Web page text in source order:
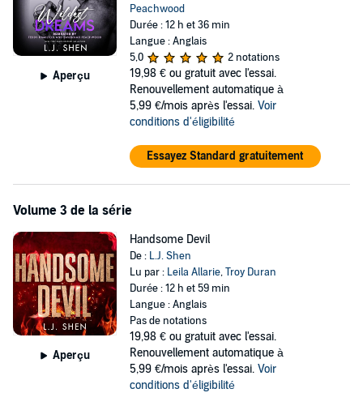
Aperçu
Peachwood
Durée : 12 h et 36 min
Langue : Anglais
5,0
2 notations
19,98 € ou gratuit avec l'essai.
Renouvellement automatique à
5,99 €/mois après l'essai. Voir
conditions d'éligibilité
Essayez Standard gratuitement
Volume 3 de la série
Aperçu
Handsome Devil
De : L.J. Shen
Lu par : Leila Allarie,Troy Duran
Durée : 12 h et 59 min
Langue : Anglais
Pas de notations
19,98 € ou gratuit avec l'essai.
Renouvellement automatique à
5,99 €/mois après l'essai. Voir
conditions d'éligibilité